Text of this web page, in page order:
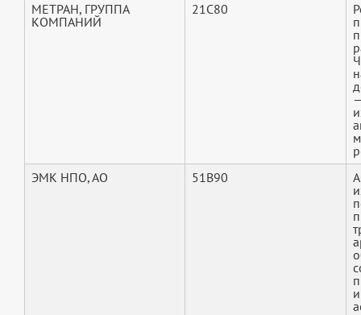
МЕТРАН, ГРУППА
КОМПАНИЙ
21C80
ЭМК НПО, АО
51B90